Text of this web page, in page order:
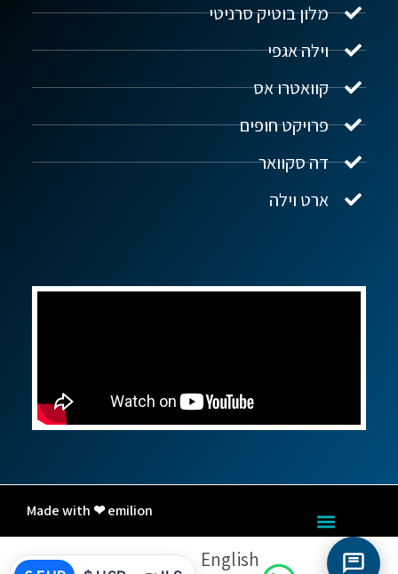
מלון בוטיק סרניטי
וילה אגפי
קוואטרו אס
פרויקט חופים
דה סקוואר
ארט וילה
Made with ❤ emilion
English עברית
נדל"ן ביוון G.R.E
שלום! איך אפשר לעזור?